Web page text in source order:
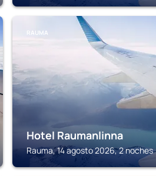
RAUMA
Hotel Raumanlinna
Rauma, 14 agosto 2026, 2 noches